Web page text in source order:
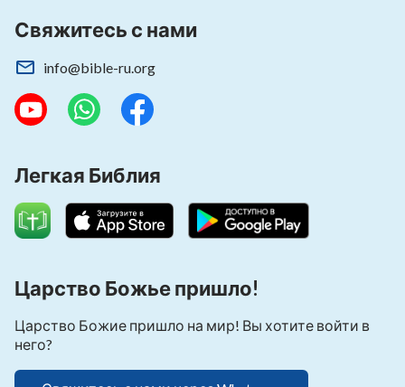
Свяжитесь с нами
info@bible-ru.org
Легкая Библия
Царство Божье пришло!
Царство Божие пришло на мир! Вы хотите войти в
него?